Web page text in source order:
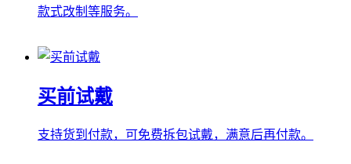
款式改制等服务。
买前试戴
支持货到付款，可免费拆包试戴，满意后再付款。